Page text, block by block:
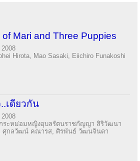
of Mari and Three Puppies
Hirota, Mao Sasaki, Eiichiro Funakoshi
เดียวกัน
ระหม่อมหญิงอุบลรัตนราชกัญญา สิริวัฒนา
ศุกลวัฒน์ คณารส, ศิรพันธ์ วัฒนจินดา